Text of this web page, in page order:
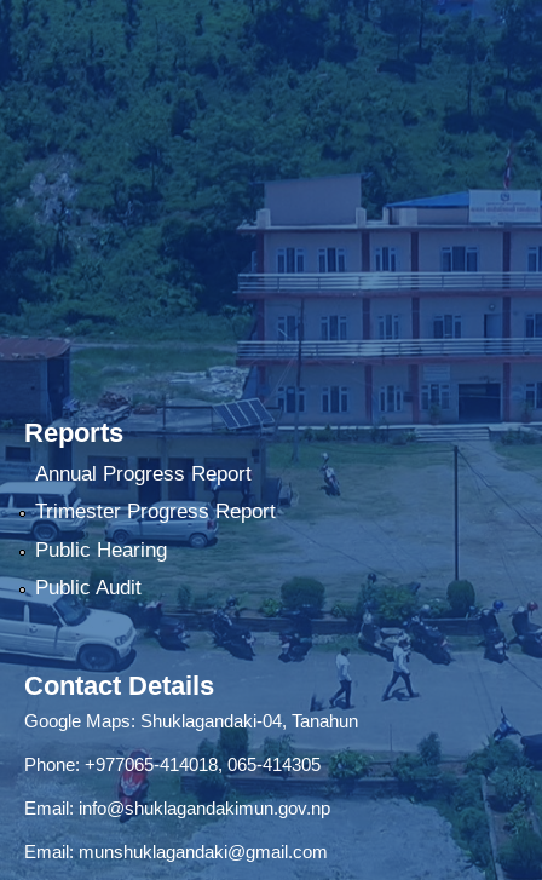
Reports
Annual Progress Report
Trimester Progress Report
Public Hearing
Public Audit
Contact Details
Google Maps: Shuklagandaki-04, Tanahun
Phone: +977065-414018,065-414305
Email: info@shuklagandakimun.gov.np
Email:munshuklagandaki@gmail.com